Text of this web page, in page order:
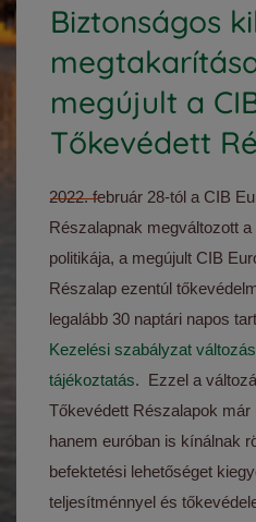
Biztonságos
megújult a
Tőkevédett
2022. február 28-tól a CIB
Részalapnak megváltozott
politikája, a megújult CIB
Részalap ezentúl
legalább 30 naptári napos
Kezelési szabályzat
tájékoztatás. Ezzel a
Tőkevédett Részalapok már
hanem euróban is kínálnak
befektetési lehetőséget
teljesítménnyel és